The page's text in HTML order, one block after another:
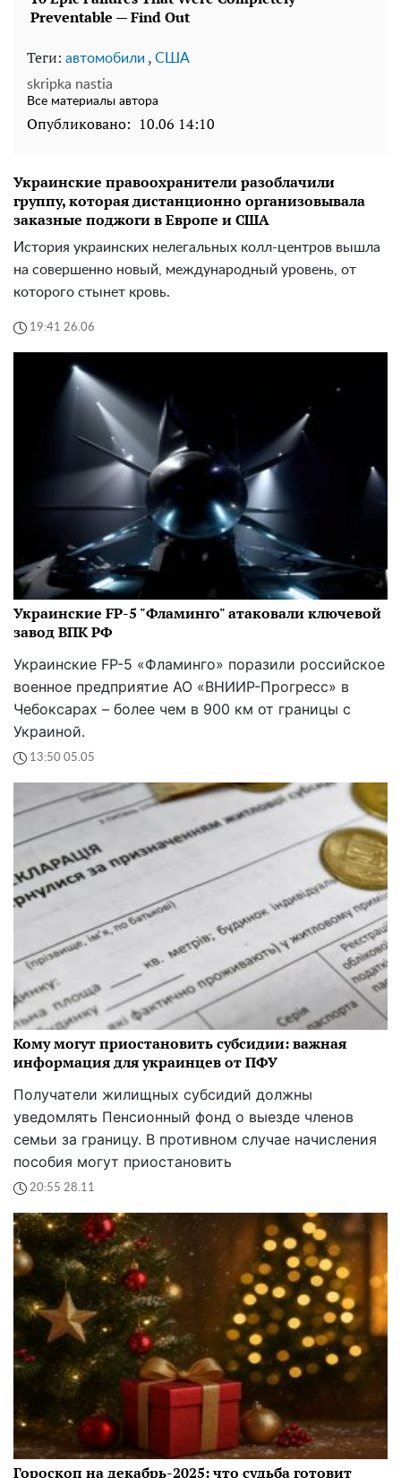
Теги: автомобили , США
skripka nastia
Все материалы автора
Опубликовано: 10.06 14:10
Украинские правоохранители разоблачили
группу, которая дистанционно организовывала
заказные поджоги в Европе и США
История украинских нелегальных колл-центров вышла
на совершенно новый, международный уровень, от
которого стынет кровь.
19:41 26.06
Украинские FP-5 "Фламинго" атаковали ключевой
завод ВПК РФ
Украинские FP-5 «Фламинго» поразили российское
военное предприятие АО «ВНИИР-Прогресс» в
Чебоксарах – более чем в 900 км от границы с
Украиной.
13:50 05.05
Кому могут приостановить субсидии: важная
информация для украинцев от ПФУ
Получатели жилищных субсидий должны
уведомлять Пенсионный фонд о выезде членов
семьи за границу. В противном случае начисления
пособия могут приостановить
20:55 28.11
Гороскоп на декабрь-2025: что судьба готовит